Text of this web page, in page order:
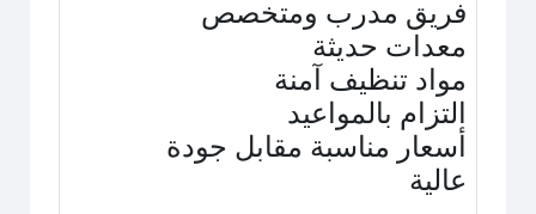
فريق مدرب ومتخصص
معدات حديثة
مواد تنظيف آمنة
التزام بالمواعيد
أسعار مناسبة مقابل جودة
عالية